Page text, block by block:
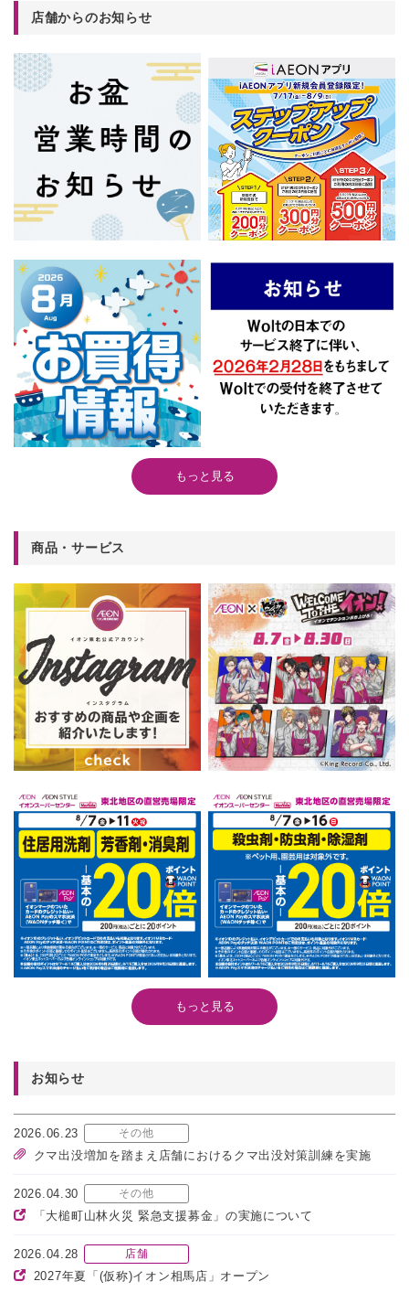
店舗からのお知らせ
もっと見る
商品・サービス
もっと見る
お知らせ
2026.06.23 その他
クマ出没増加を踏まえ店舗におけるクマ出没対策訓練を実施
2026.04.30 その他
「大槌町山林火災 緊急支援募金」の実施について
2026.04.28 店舗
2027年夏「(仮称)イオン相馬店」オープン